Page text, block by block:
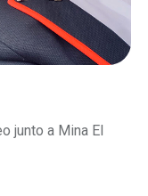
junto a Mina El